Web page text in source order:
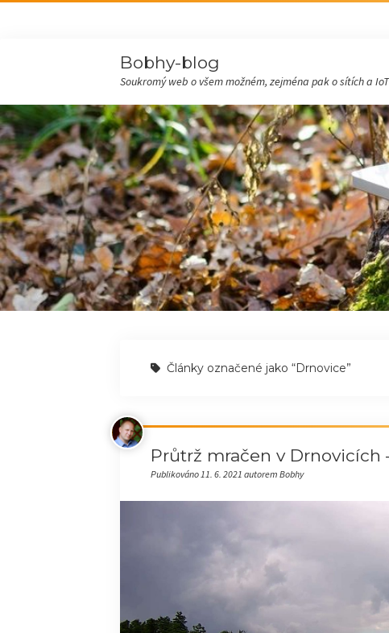
Bobhy-blog
Soukromý web o všem možném, zejména pak o sítích a IoT
Články označené jako “Drnovice”
Průtrž mračen v Drnovicích –
Publikováno 11. 6. 2021 autorem Bobhy